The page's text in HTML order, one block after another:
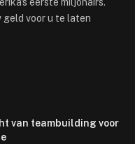
eerste miljonairs.
geld voor u te laten
van teambuilding voor